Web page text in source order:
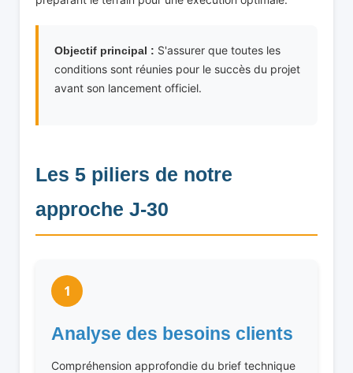
Objectif principal : S'assurer que toutes les
conditions sont réunies pour le succès du projet
avant son lancement officiel.
Les 5 piliers de notre
approche J-30
1
Analyse des besoins clients
Compréhension approfondie du brief technique